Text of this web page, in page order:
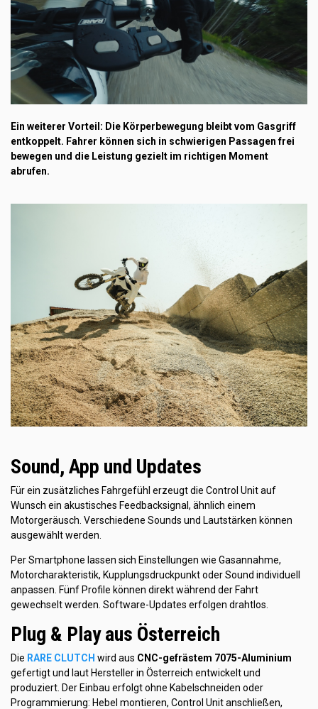
Ein weiterer Vorteil: Die Körperbewegung bleibt vom Gasgriff
entkoppelt. Fahrer können sich in schwierigen Passagen frei
bewegen und die Leistung gezielt im richtigen Moment
abrufen.
Sound, App und Updates
Für ein zusätzliches Fahrgefühl erzeugt die Control Unit auf
Wunsch ein akustisches Feedbacksignal, ähnlich einem
Motorgeräusch. Verschiedene Sounds und Lautstärken können
ausgewählt werden.
Per Smartphone lassen sich Einstellungen wie Gasannahme,
Motorcharakteristik, Kupplungsdruckpunkt oder Sound individuell
anpassen. Fünf Profile können direkt während der Fahrt
gewechselt werden. Software-Updates erfolgen drahtlos.
Plug & Play aus Österreich
Die RARE CLUTCH wird aus CNC-gefrästem 7075-Aluminium
gefertigt und laut Hersteller in Österreich entwickelt und
produziert. Der Einbau erfolgt ohne Kabelschneiden oder
Programmierung: Hebel montieren, Control Unit anschließen,